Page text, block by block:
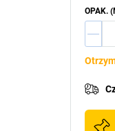
OPAK.